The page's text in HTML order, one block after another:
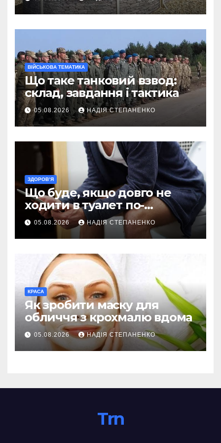
ВІЙСЬКОВА ТЕМАТИКА
Що таке танковий взвод:
склад, завдання і тактика
05.08.2026 НАДІЯ СТЕПАНЕНКО
ЗДОРОВ’Я
Що буде, якщо довго не
ходити в туалет по-
великому
05.08.2026 НАДІЯ СТЕПАНЕНКО
КРАСА
Як зробити маску для
обличчя з крохмалю вдома
05.08.2026 НАДІЯ СТЕПАНЕНКО
Trn